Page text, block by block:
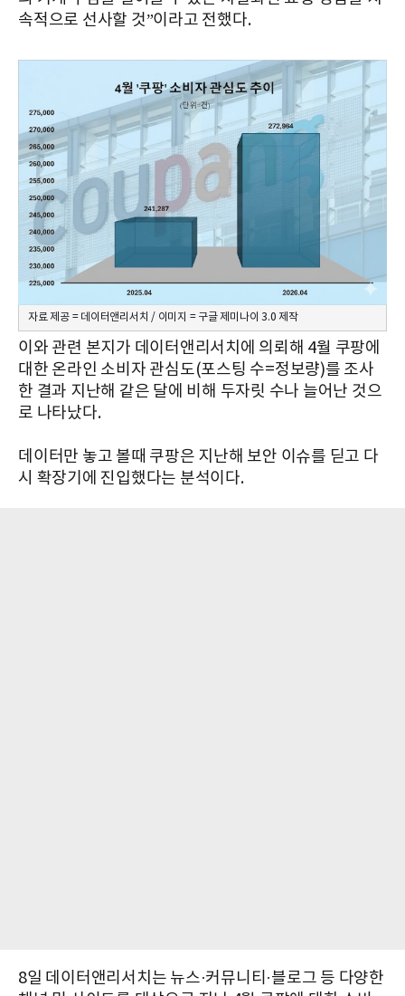
속적으로 선사할 것”이라고 전했다.
자료 제공 = 데이터앤리서치 / 이미지 = 구글 제미나이 3.0 제작
이와 관련 본지가 데이터앤리서치에 의뢰해 4월 쿠팡에
대한 온라인 소비자 관심도(포스팅 수=정보량)를 조사
한 결과 지난해 같은 달에 비해 두자릿 수나 늘어난 것으
로 나타났다.
데이터만 놓고 볼때 쿠팡은 지난해 보안 이슈를 딛고 다
시 확장기에 진입했다는 분석이다.
8일 데이터앤리서치는 뉴스·커뮤니티·블로그 등 다양한